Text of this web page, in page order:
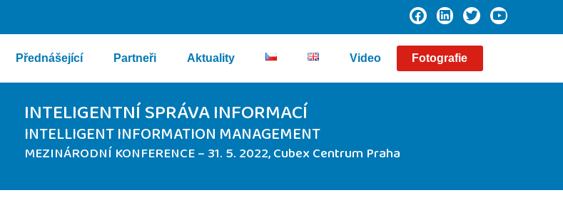
Přednášející Partneři Aktuality Video Fotografie
INTELIGENTNÍ SPRÁVA INFORMACÍ
INTELLIGENT INFORMATION MANAGEMENT
MEZINÁRODNÍ KONFERENCE – 31. 5. 2022, Cubex Centrum Praha